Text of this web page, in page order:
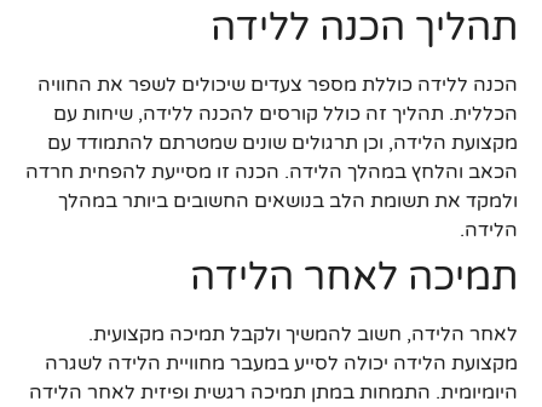
תהליך הכנה ללידה
הכנה ללידה כוללת מספר צעדים שיכולים לשפר את החוויה
הכללית. תהליך זה כולל קורסים להכנה ללידה, שיחות עם
מקצועת הלידה, וכן תרגולים שונים שמטרתם להתמודד עם
הכאב והלחץ במהלך הלידה. הכנה זו מסייעת להפחית חרדה
ולמקד את תשומת הלב בנושאים החשובים ביותר במהלך
הלידה.
תמיכה לאחר הלידה
לאחר הלידה, חשוב להמשיך ולקבל תמיכה מקצועית.
מקצועת הלידה יכולה לסייע במעבר מחוויית הלידה לשגרה
היומיומית. התמחות במתן תמיכה רגשית ופיזית לאחר הלידה